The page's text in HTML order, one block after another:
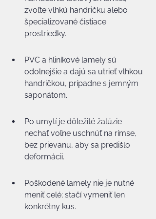
zvoľte vlhkú handričku alebo
špecializované čistiace
prostriedky.
PVC a hliníkové lamely sú
odolnejšie a dajú sa utrieť vlhkou
handričkou, prípadne s jemným
saponátom.
Po umytí je dôležité žalúzie
nechať voľne uschnúť na rímse,
bez prievanu, aby sa predišlo
deformácii.
Poškodené lamely nie je nutné
meniť celé; stačí vymeniť len
konkrétny kus.